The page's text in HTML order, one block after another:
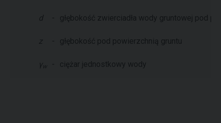
d - głębokość zwierciadła wody gruntowej pod
z - głębokość pod powierzchnią gruntu
γ w - ciężar jednostkowy wody